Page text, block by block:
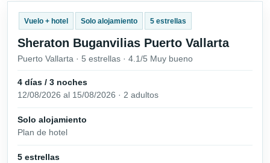
Vuelo + hotel Solo alojamiento 5 estrellas
Sheraton Buganvilias Puerto Vallarta
Puerto Vallarta · 5 estrellas · 4.1/5 Muy bueno
4 días / 3 noches
12/08/2026 al 15/08/2026 · 2 adultos
Solo alojamiento
Plan de hotel
5 estrellas